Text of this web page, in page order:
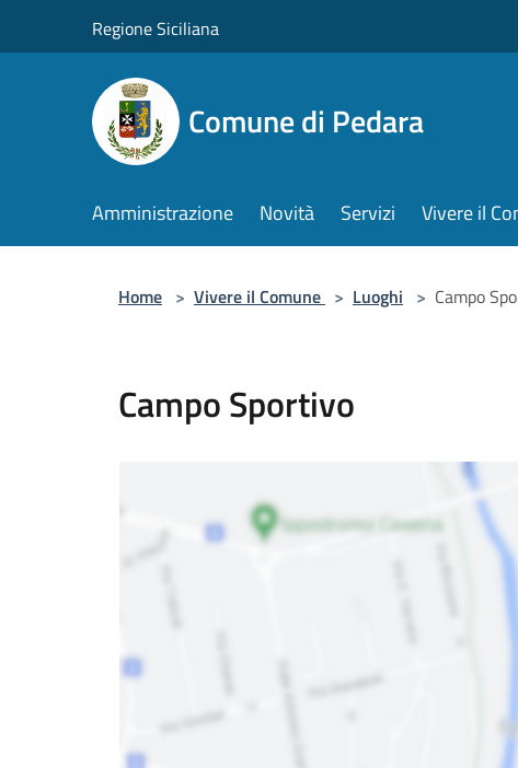
Regione Siciliana
Comune di Pedara
Amministrazione Novità Servizi Vivere il
Home > Vivere il Comune > Luoghi > Campo
Campo Sportivo